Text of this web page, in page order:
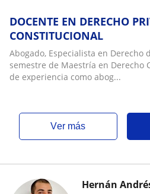
DOCENTE EN DERECHO
CONSTITUCIONAL
Abogado, Especialista en Derecho
semestre de Maestría en Derecho
de experiencia como abog...
ver más
Hernán